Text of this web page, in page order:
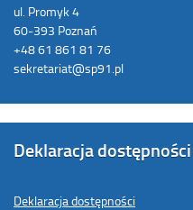
ul. Promyk 4
60-393 Poznań
+48 61 861 81 76
sekretariat@sp91.pl
Deklaracja dostępności
Deklaracja dostępności